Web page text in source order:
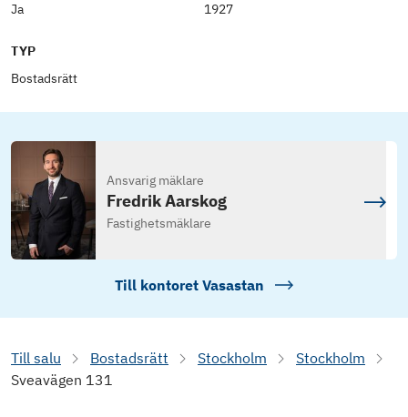
Ja
1927
TYP
Bostadsrätt
Ansvarig mäklare
Fredrik Aarskog
Fastighetsmäklare
Till kontoret Vasastan
Till salu Bostadsrätt Stockholm
Stockholm
Sveavägen 131